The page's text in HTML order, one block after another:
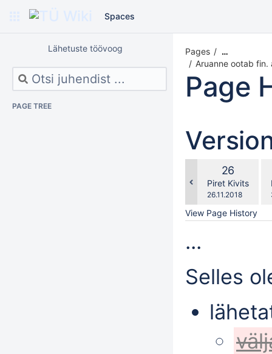
Spaces
Lähetuste töövoog
PAGE TREE
Pages …
Aruanne ootab
Page
Old
Version
26
Piret Kivits
Saved
26.11.2018
View Page History
...
Selles